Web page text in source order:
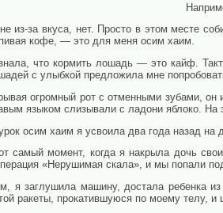
из-за вкуса, нет. Просто в этом месте
кофе, — это для меня осим хаим.
что кормить лошадь — это кайф.
с улыбкой предложила мне
огромный рот с отменными зубами,
языком слизывали с ладони яблоко. На
осим хаим я усвоила два года назад на
самый момент, когда я накрыла дочь
«Нерушимая скала», и мы попали
я заглушила машину, достала ребенка
ракеты, прокатившуюся по моему телу,